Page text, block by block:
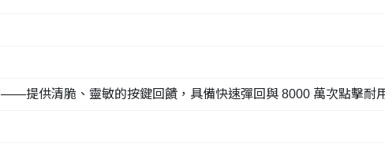
——提供清脆、靈敏的按鍵回饋，具備快速彈回與 8000 萬次點擊耐